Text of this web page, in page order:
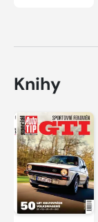
Knihy